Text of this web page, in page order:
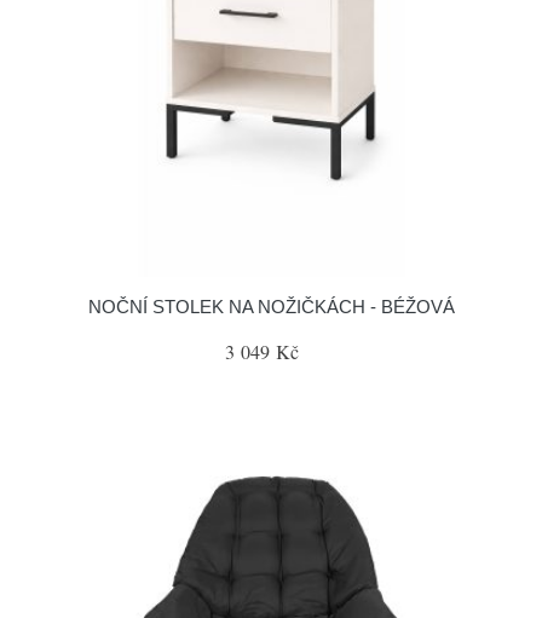
NOČNÍ STOLEK NA NOŽIČKÁCH - BÉŽOVÁ
3 049 Kč